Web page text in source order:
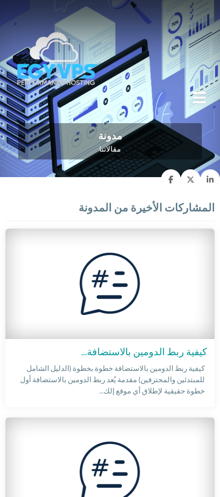
مدونة
مقالاتنا
المشاركات الأخيرة من المدونة
كيفية ربط الدومين بالاستضافة...
كيفية ربط الدومين بالاستضافة خطوة بخطوة (الدليل الشامل
للمبتدئين والمحترفين) مقدمة يُعد ربط الدومين بالاستضافة أول
خطوة حقيقية لإطلاق أي موقع إلك...